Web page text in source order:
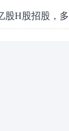
股H股招股，多